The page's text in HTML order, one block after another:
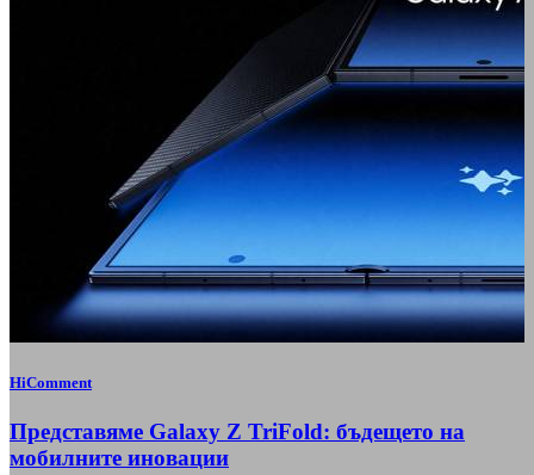
HiComment
Представяме Galaxy Z TriFold: бъдещето на
мобилните иновации